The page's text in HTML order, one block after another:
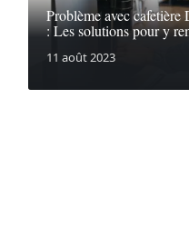
Problème avec
: Les solutions pour y
11 août 2023